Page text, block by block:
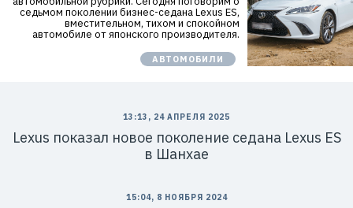
седьмом поколении бизнес-седана Lexus ES,
вместительном, тихом и спокойном
автомобиле от японского производителя.
АВТОМОБИЛИ
13:13, 24 АПРЕЛЯ 2025
Lexus показал новое поколение седана Lexus ES
в Шанхае
15:04, 8 НОЯБРЯ 2024